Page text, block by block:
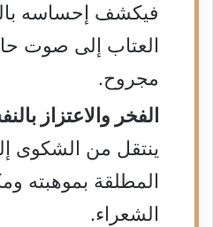
فيكشف إحساسه
العتاب إلى صوت
مجروح.
الفخر والاعتزاز
ينتقل من الشكوى
المطلقة بموهبته
الشعراء.